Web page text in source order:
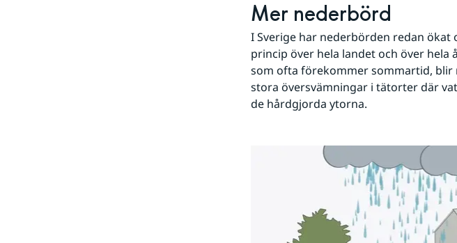
Mer nederbörd
I Sverige har nederbörden redan
princip över hela landet och över
som ofta förekommer sommartid, blir
stora översvämningar i tätorter där
de hårdgjorda ytorna.